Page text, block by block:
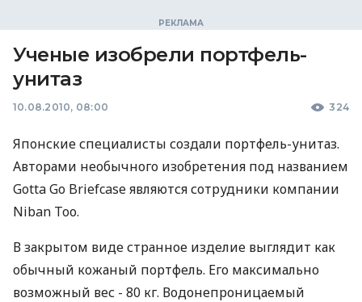
Ученые изобрели портфель-
унитаз
10.08.2010, 08:00 324
Японские специалисты создали портфель-унитаз.
Авторами необычного изобретения под названием
Gotta Go Briefcase являются сотрудники компании
Niban Toо.
В закрытом виде странное изделие выглядит как
обычный кожаный портфель. Его максимально
возможный вес - 80 кг. Водонепроницаемый